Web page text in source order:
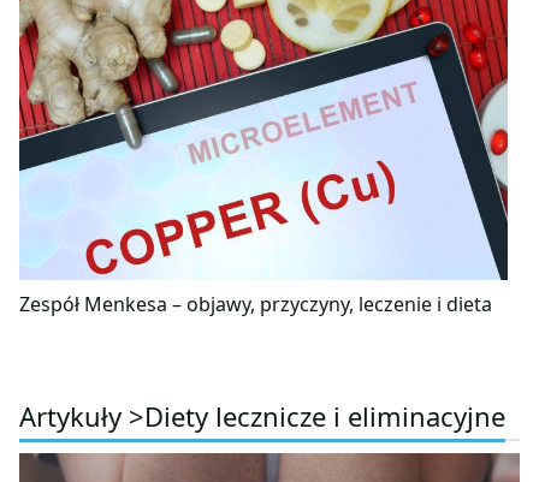
Zespół Menkesa – objawy, przyczyny, leczenie i dieta
Artykuły >Diety lecznicze i eliminacyjne